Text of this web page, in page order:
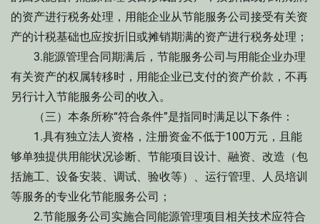
的资产进行税务处理，用能企业从节能服务公司接受有关资
产的计税基础也应按折旧或摊销期满的资产进行税务处理；
3.能源管理合同期满后，节能服务公司与用能企业办理
有关资产的权属转移时，用能企业已支付的资产价款，不再
另行计入节能服务公司的收入。
（三）本条所称“符合条件”是指同时满足以下条件：
1.具有独立法人资格，注册资金不低于100万元，且能
够单独提供用能状况诊断、节能项目设计、融资、改造（包
括施工、设备安装、调试、验收等）、运行管理、人员培训
等服务的专业化节能服务公司；
2.节能服务公司实施合同能源管理项目相关技术应符合